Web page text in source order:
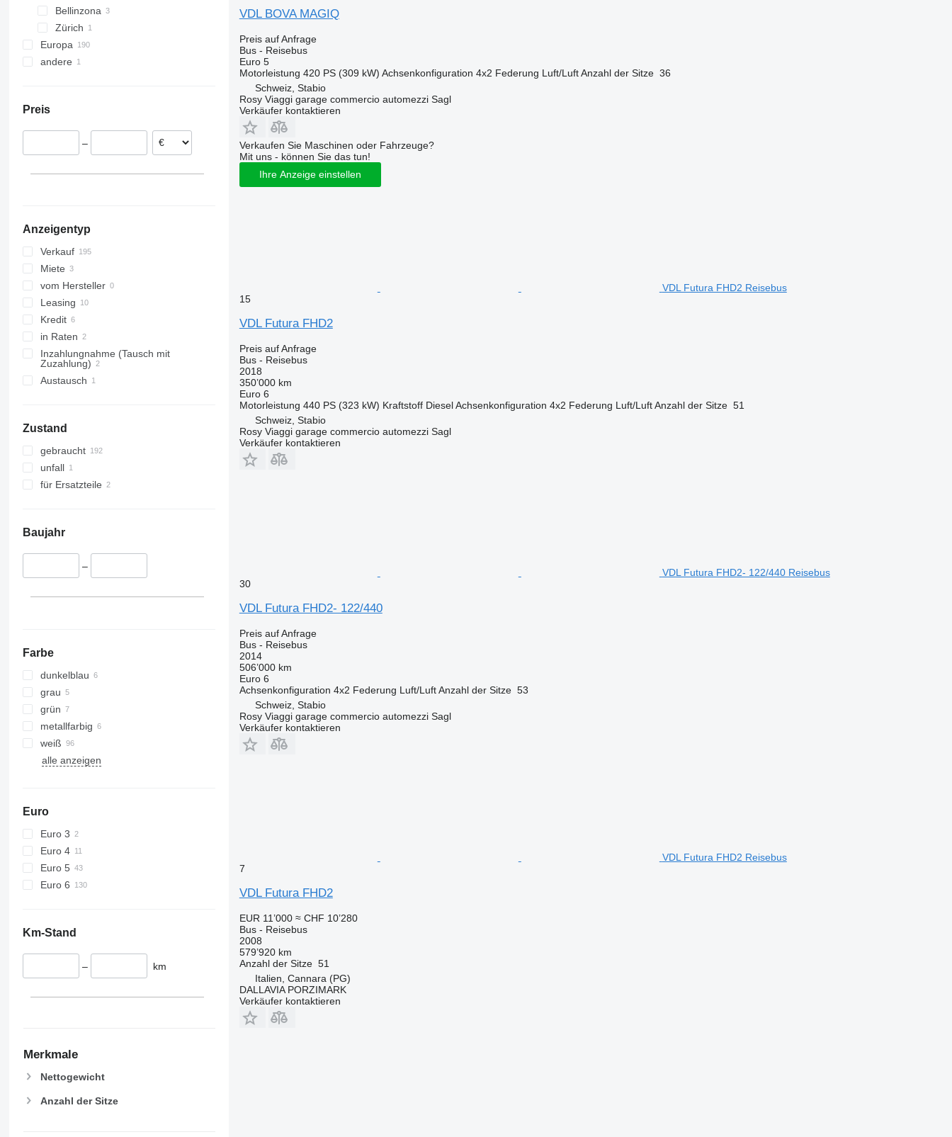
Travego
Vario
Carrus
PL
S-series
Bellinzona
Zürich
Europa
Niederlande
Italien
Belgien
andere
Preis
–
Anzeigentyp
Verkauf
Miete
vom Hersteller
Leasing
Kredit
in Raten
Inzahlungnahme (Tausch mit
Zuzahlung)
Austausch
Zustand
gebraucht
unfall
für Ersatzteile
Baujahr
–
Farbe
dunkelblau
grau
grün
metallfarbig
weiß
alle anzeigen
Euro
Euro 3
Euro 4
Euro 5
Euro 6
Km-Stand
– km
Merkmale
Nettogewicht
Anzahl der Sitze
VDL BOVA MAGIQ
Preis auf Anfrage
Bus - Reisebus
Euro 5
Motorleistung 420 PS (309 kW) Achsenkonfiguration 4x2 Federung Luft/Luft Anzahl der Sitze 36
Schweiz, Stabio
Rosy Viaggi garage commercio automezzi Sagl
Verkäufer kontaktieren
Verkaufen Sie Maschinen oder Fahrzeuge?
Mit uns - können Sie das tun!
Ihre Anzeige einstellen
VDL Futura FHD2 Reisebus
15
VDL Futura FHD2
Preis auf Anfrage
Bus - Reisebus
2018
350’000 km
Euro 6
Motorleistung 440 PS (323 kW) Kraftstoff Diesel Achsenkonfiguration 4x2 Federung Luft/Luft Anzahl der Sitze 51
Schweiz, Stabio
Rosy Viaggi garage commercio automezzi Sagl
Verkäufer kontaktieren
VDL Futura FHD2- 122/440 Reisebus
30
VDL Futura FHD2- 122/440
Preis auf Anfrage
Bus - Reisebus
2014
506’000 km
Euro 6
Achsenkonfiguration 4x2 Federung Luft/Luft Anzahl der Sitze 53
Schweiz, Stabio
Rosy Viaggi garage commercio automezzi Sagl
Verkäufer kontaktieren
VDL Futura FHD2 Reisebus
7
VDL Futura FHD2
EUR 11’000 ≈ CHF 10’280
Bus - Reisebus
2008
579’920 km
Anzahl der Sitze 51
Italien, Cannara (PG)
DALLAVIA PORZIMARK
Verkäufer kontaktieren